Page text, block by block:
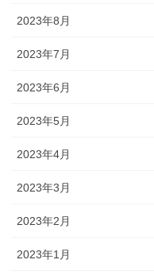
2023年8月
2023年7月
2023年6月
2023年5月
2023年4月
2023年3月
2023年2月
2023年1月